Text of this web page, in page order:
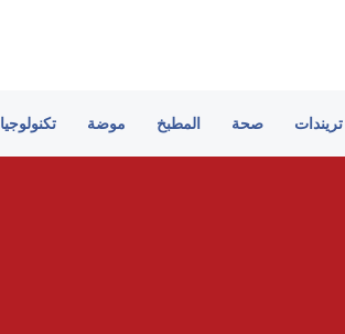
تريندات صحة المطبخ موضة تكنولوجيا